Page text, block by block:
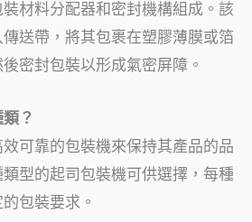
材料分配器和密封機構組成。該
送帶，將其包裹在塑膠薄膜或箔
密封包裝以形成氣密屏障。
？
可靠的包裝機來保持其產品的品
型的起司包裝機可供選擇，每種
包裝要求。